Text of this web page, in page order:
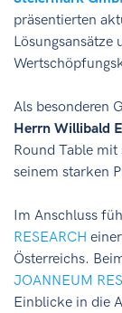
präsentierten
Als besonderen
Herrn Willibald
Round Table
seinem starken
Im Anschluss
RESEARCH
Österreichs.
JOANNEUM
Einblicke in die